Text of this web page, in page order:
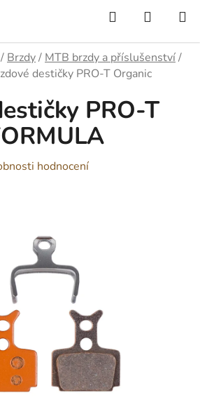
Hledat
KOŠÍK
/ Brzdy/ MTB brzdy a příslušenství/
destičky PRO-T Organic
PRO-T
hodnocení